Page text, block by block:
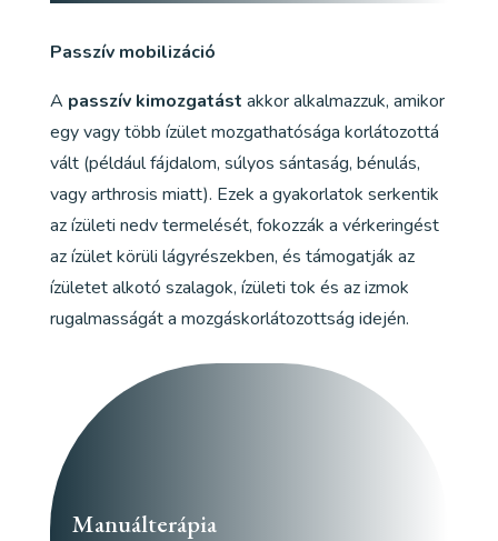
Passzív mobilizáció
A passzív kimozgatást akkor alkalmazzuk, amikor
egy vagy több ízület mozgathatósága korlátozottá
vált (például fájdalom, súlyos sántaság, bénulás,
vagy arthrosis miatt). Ezek a gyakorlatok serkentik
az ízületi nedv termelését, fokozzák a vérkeringést
az ízület körüli lágyrészekben, és támogatják az
ízületet alkotó szalagok, ízületi tok és az izmok
rugalmasságát a mozgáskorlátozottság idején.
Manuálterápia